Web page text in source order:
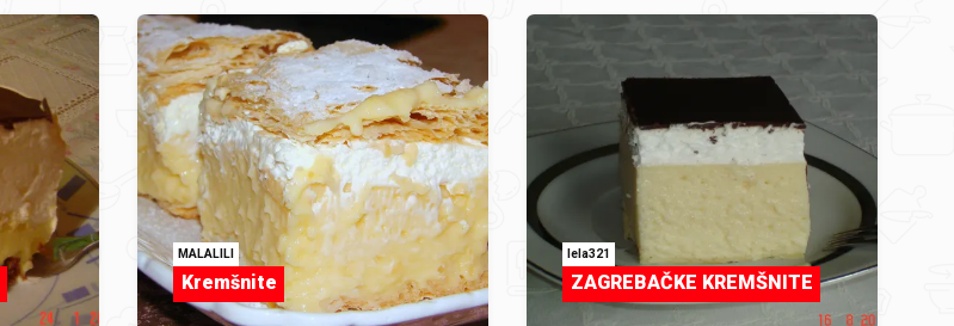
MALALILI
Kremšnite
lela321
ZAGREBAČKE KREMŠNITE